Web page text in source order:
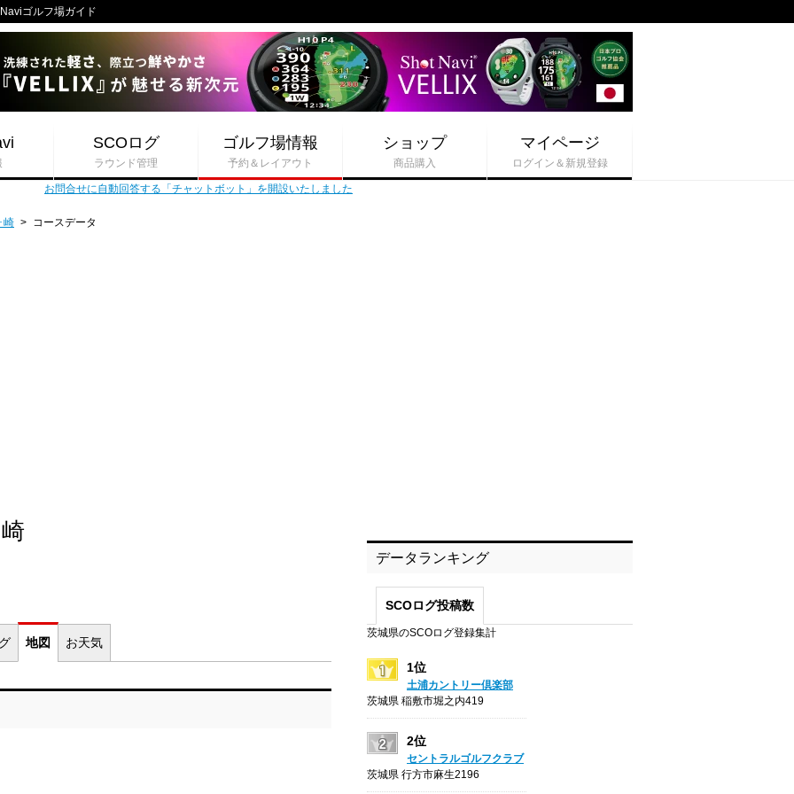
ゴルフ場ガイド
SCOログ
ラウンド管理
ゴルフ場情報
予約＆レイアウト
ショップ
商品購入
マイページ
ログイン＆新規登録
お問合せに自動回答する「チャットボット」を開設いたしました
崎 > コースデータ
地図 お天気
データランキング
SCOログ投稿数
茨城県のSCOログ登録集計
1位
土浦カントリー倶楽部
茨城県 稲敷市堀之内419
2位
セントラルゴルフクラブ
茨城県 行方市麻生2196